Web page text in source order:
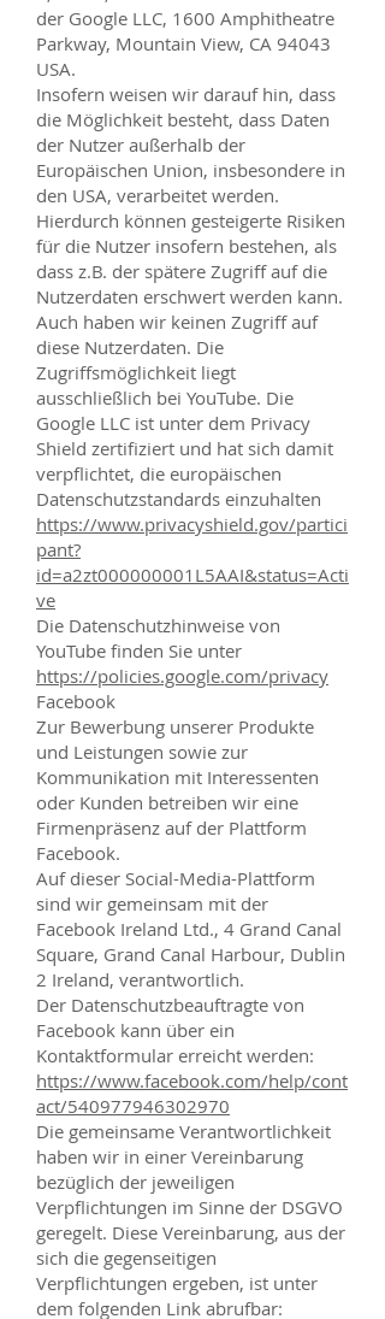
der Google LLC, 1600 Amphitheatre
Parkway, Mountain View, CA 94043
USA.
Insofern weisen wir darauf hin, dass
die Möglichkeit besteht, dass Daten
der Nutzer außerhalb der
Europäischen Union, insbesondere in
den USA, verarbeitet werden.
Hierdurch können gesteigerte Risiken
für die Nutzer insofern bestehen, als
dass z.B. der spätere Zugriff auf die
Nutzerdaten erschwert werden kann.
Auch haben wir keinen Zugriff auf
diese Nutzerdaten. Die
Zugriffsmöglichkeit liegt
ausschließlich bei YouTube. Die
Google LLC ist unter dem Privacy
Shield zertifiziert und hat sich damit
verpflichtet, die europäischen
Datenschutzstandards einzuhalten
https://www.privacyshield.gov/partici
pant?
id=a2zt000000001L5AAI&status=Acti
ve
Die Datenschutzhinweise von
YouTube finden Sie unter
https://policies.google.com/privacy
Facebook
Zur Bewerbung unserer Produkte
und Leistungen sowie zur
Kommunikation mit Interessenten
oder Kunden betreiben wir eine
Firmenpräsenz auf der Plattform
Facebook.
Auf dieser Social-Media-Plattform
sind wir gemeinsam mit der
Facebook Ireland Ltd., 4 Grand Canal
Square, Grand Canal Harbour, Dublin
2 Ireland, verantwortlich.
Der Datenschutzbeauftragte von
Facebook kann über ein
Kontaktformular erreicht werden:
https://www.facebook.com/help/cont
act/540977946302970
Die gemeinsame Verantwortlichkeit
haben wir in einer Vereinbarung
bezüglich der jeweiligen
Verpflichtungen im Sinne der DSGVO
geregelt. Diese Vereinbarung, aus der
sich die gegenseitigen
Verpflichtungen ergeben, ist unter
dem folgenden Link abrufbar: